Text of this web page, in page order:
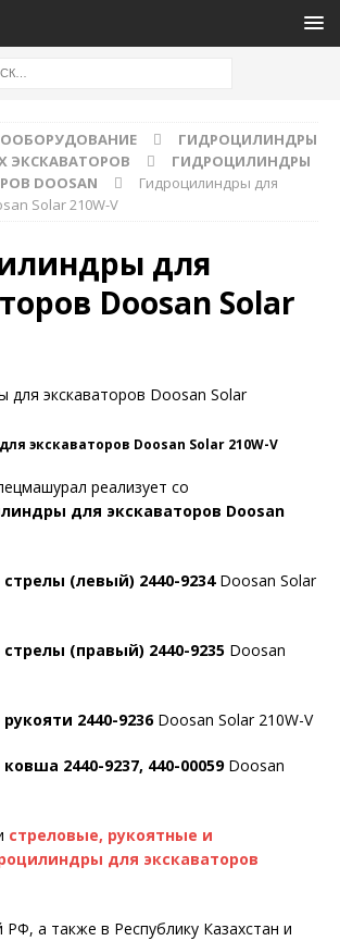
ГИДРОЦИЛИНДРЫ
ЭКСКАВАТОРОВ
ГИДРОЦИЛИНДРЫ
DOOSAN
Гидроцилиндры для
Solar 210W-V
для
Doosan Solar
экскаваторов Doosan Solar 210W-V
реализует со
для экскаваторов Doosan
(левый) 2440-9234Doosan Solar
(правый) 2440-9235 Doosan
2440-9236Doosan Solar 210W-V
2440-9237, 440-00059Doosan
стреловые, рукоятные и
для экскаваторов
РФ, а также в Республику Казахстан и